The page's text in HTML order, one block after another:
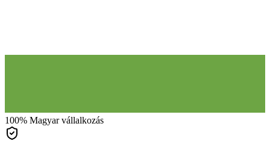
100% Magyar vállalkozás